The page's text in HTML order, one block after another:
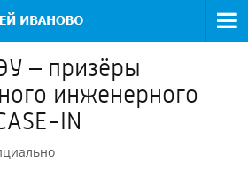
– призёры
инженерного
IN